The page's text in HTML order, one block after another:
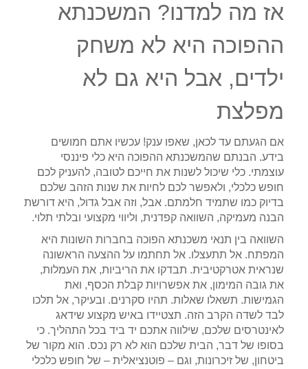
אז מה למדנו? המשכנתא
ההפוכה היא לא משחק
ילדים, אבל היא גם לא
מפלצת
אם הגעתם עד לכאן, שאפו ענק! עכשיו אתם חמושים
בידע. הבנתם שהמשכנתא ההפוכה היא כלי פיננסי
עוצמתי. כלי שיכול לשנות את חייכם לטובה, להעניק לכם
חופש כלכלי, ולאפשר לכם לחיות את שנות הזהב שלכם
בדיוק כמו שתמיד חלמתם. אבל, וזה אבל גדול, היא דורשת
הבנה מעמיקה, השוואה קפדנית, וליווי מקצועי ובלתי תלוי.
השוואה בין תנאי משכנתא הפוכה בחברות השונות היא
המפתח. אל תתעצלו. אל תחתמו על ההצעה הראשונה
שנראית אטרקטיבית. תבדקו את הריביות, את העמלות,
את גובה המימון, את אפשרויות קבלת הכסף, ואת
הגמישות. תשאלו שאלות. תהיו סקרנים. ובעיקר, אל תלכו
לבד לשדה הקרב הזה. תצטיידו באיש מקצוע שידאג
לאינטרסים שלכם, שילווה אתכם יד ביד בכל התהליך. כי
בסופו של דבר, הבית שלכם הוא לא רק נכס. הוא מקור של
ביטחון, של זיכרונות, וגם – פוטנציאלית – של חופש כלכלי